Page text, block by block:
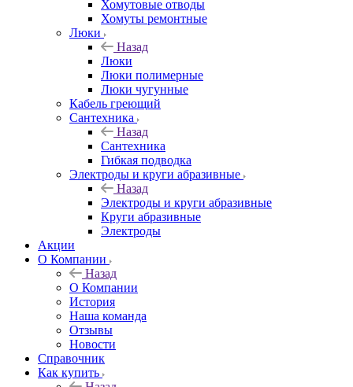
Хомутовые отводы
Хомуты ремонтные
Люки
Назад
Люки
Люки полимерные
Люки чугунные
Кабель греющий
Сантехника
Назад
Сантехника
Гибкая подводка
Электроды и круги абразивные
Назад
Электроды и круги абразивные
Круги абразивные
Электроды
Акции
О Компании
Назад
О Компании
История
Наша команда
Отзывы
Новости
Справочник
Как купить